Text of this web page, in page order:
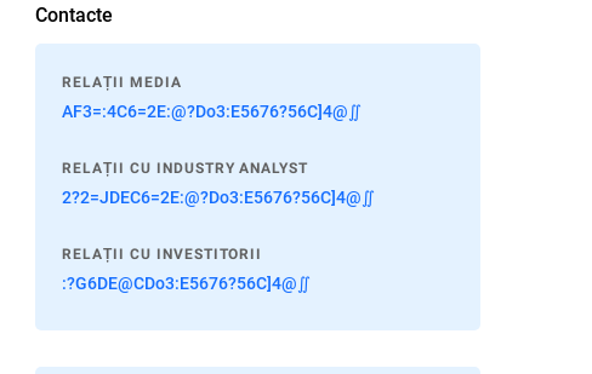
Contacte
RELAȚII MEDIA
AF3=:4C6=2E:@?Do3:E5676?56C]4@∬
RELAȚII CU INDUSTRY ANALYST
2?2=JDEC6=2E:@?Do3:E5676?56C]4@∬
RELAȚII CU INVESTITORII
:?G6DE@CDo3:E5676?56C]4@∬